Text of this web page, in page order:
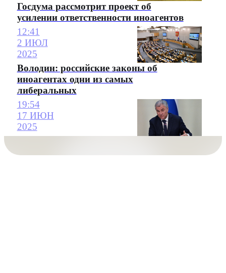
Госдума рассмотрит проект об
усилении ответственности иноагентов
12:41
2 ИЮЛ
2025
Володин: российские законы об
иноагентах одни из самых
либеральных
19:54
17 ИЮН
2025